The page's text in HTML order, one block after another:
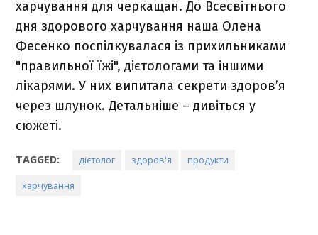
харчування для черкащан. До Всесвітнього
дня здорового харчування наша Олена
Фесенко поспілкувалася із прихильниками
"правильної їжі", дієтологами та іншими
лікарями. У них випитала секрети здоров’я
через шлунок. Детальніше – дивіться у
сюжеті.
TAGGED: дієтолог здоров'я продукти
харчування